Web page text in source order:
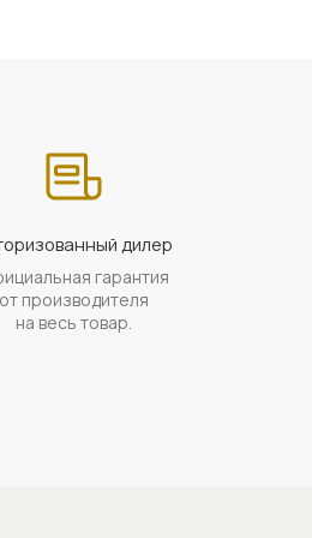
дилер
гарантия
от производителя
на весь товар.